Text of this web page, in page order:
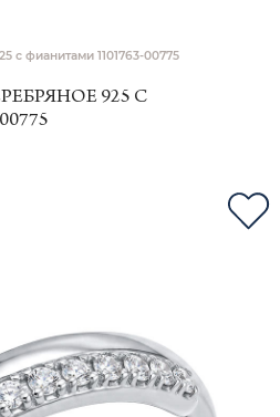
с фианитами 1101763-00775
925 С